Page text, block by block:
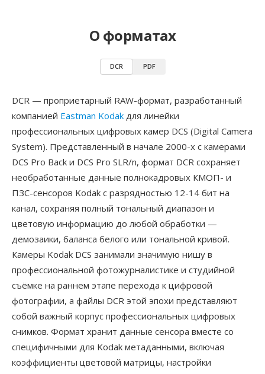
О форматах
DCR PDF
DCR — проприетарный RAW-формат, разработанный
компанией Eastman Kodak для линейки
профессиональных цифровых камер DCS (Digital Camera
System). Представленный в начале 2000-х с камерами
DCS Pro Back и DCS Pro SLR/n, формат DCR сохраняет
необработанные данные полнокадровых КМОП- и
ПЗС-сенсоров Kodak с разрядностью 12-14 бит на
канал, сохраняя полный тональный диапазон и
цветовую информацию до любой обработки —
демозаики, баланса белого или тональной кривой.
Камеры Kodak DCS занимали значимую нишу в
профессиональной фотожурналистике и студийной
съёмке на раннем этапе перехода к цифровой
фотографии, а файлы DCR этой эпохи представляют
собой важный корпус профессиональных цифровых
снимков. Формат хранит данные сенсора вместе со
специфичными для Kodak метаданными, включая
коэффициенты цветовой матрицы, настройки